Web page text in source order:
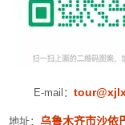
E-mail：
地址： 乌鲁木齐市沙依